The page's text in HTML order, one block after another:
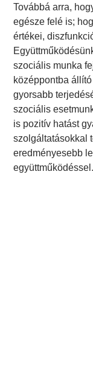
Továbbá arra,
egésze felé is;
értékei,
szociális munka
középpontba
gyorsabb
szociális
is pozitív hatást
szolgáltatásokkal
eredményesebb
együttműködéssel.